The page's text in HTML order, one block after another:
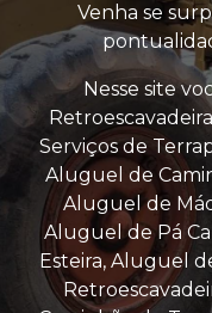
Venha se
Nesse site
Serviços de
Aluguel de
Aluguel de
Aluguel de Pá
Esteira, Aluguel